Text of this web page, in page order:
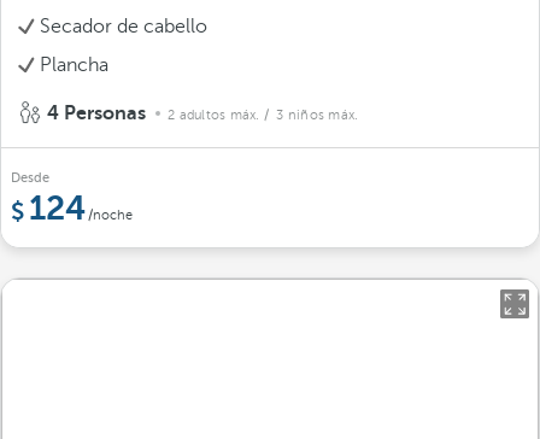
Secador de cabello
Plancha
4 Personas 2 adultos máx. / 3 niños máx.
Desde
124/noche